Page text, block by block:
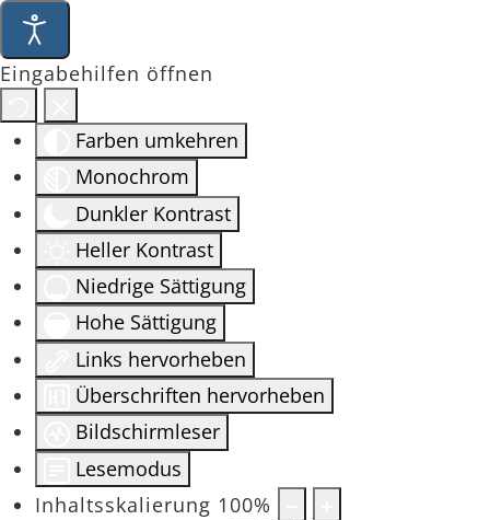
Eingabehilfen öffnen
Farben umkehren
Monochrom
Dunkler Kontrast
Heller Kontrast
Niedrige Sättigung
Hohe Sättigung
Links hervorheben
Überschriften hervorheben
Bildschirmleser
Lesemodus
Inhaltsskalierung 100%